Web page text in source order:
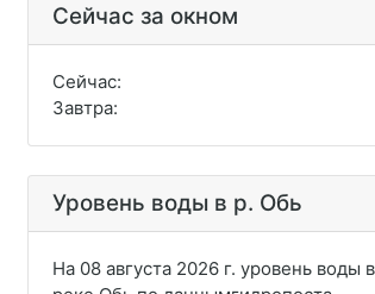
Сейчас за окном
Сейчас:
Завтра:
Уровень воды в р. Обь